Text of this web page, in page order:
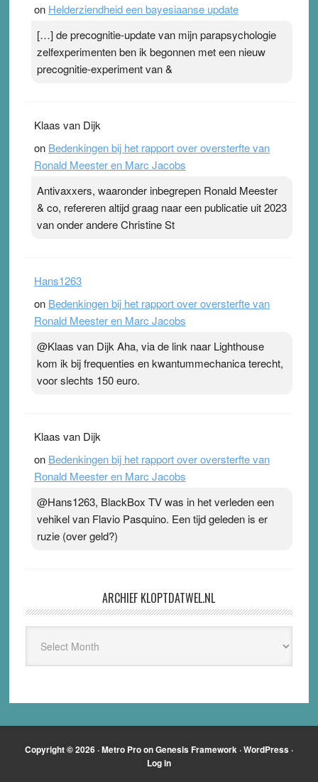
on Helderziendheid een bayesiaanse update
[…] de precognitie-update van mijn parapsychologie
zelfexperimenten ben ik begonnen met een nieuw
precognitie-experiment van &
Klaas van Dijk
on Bedenkingen bij het rapport over oversterfte van
Ronald Meester en Marc Jacobs
Antivaxxers, waaronder inbegrepen Ronald Meester
& co, refereren altijd graag naar een publicatie uit 2023
van onder andere Christine St
Hans1263
on Bedenkingen bij het rapport over oversterfte van
Ronald Meester en Marc Jacobs
@Klaas van Dijk Aha, via de link naar Lighthouse
kom ik bij frequenties en kwantummechanica terecht,
voor slechts 150 euro.
Klaas van Dijk
on Bedenkingen bij het rapport over oversterfte van
Ronald Meester en Marc Jacobs
@Hans1263, BlackBox TV was in het verleden een
vehikel van Flavio Pasquino. Een tijd geleden is er
ruzie (over geld?)
ARCHIEF KLOPTDATWEL.NL
Kloptdatwel.nl
Copyright © 2026 ·Metro ProonGenesis Framework ·WordPress ·
Log in